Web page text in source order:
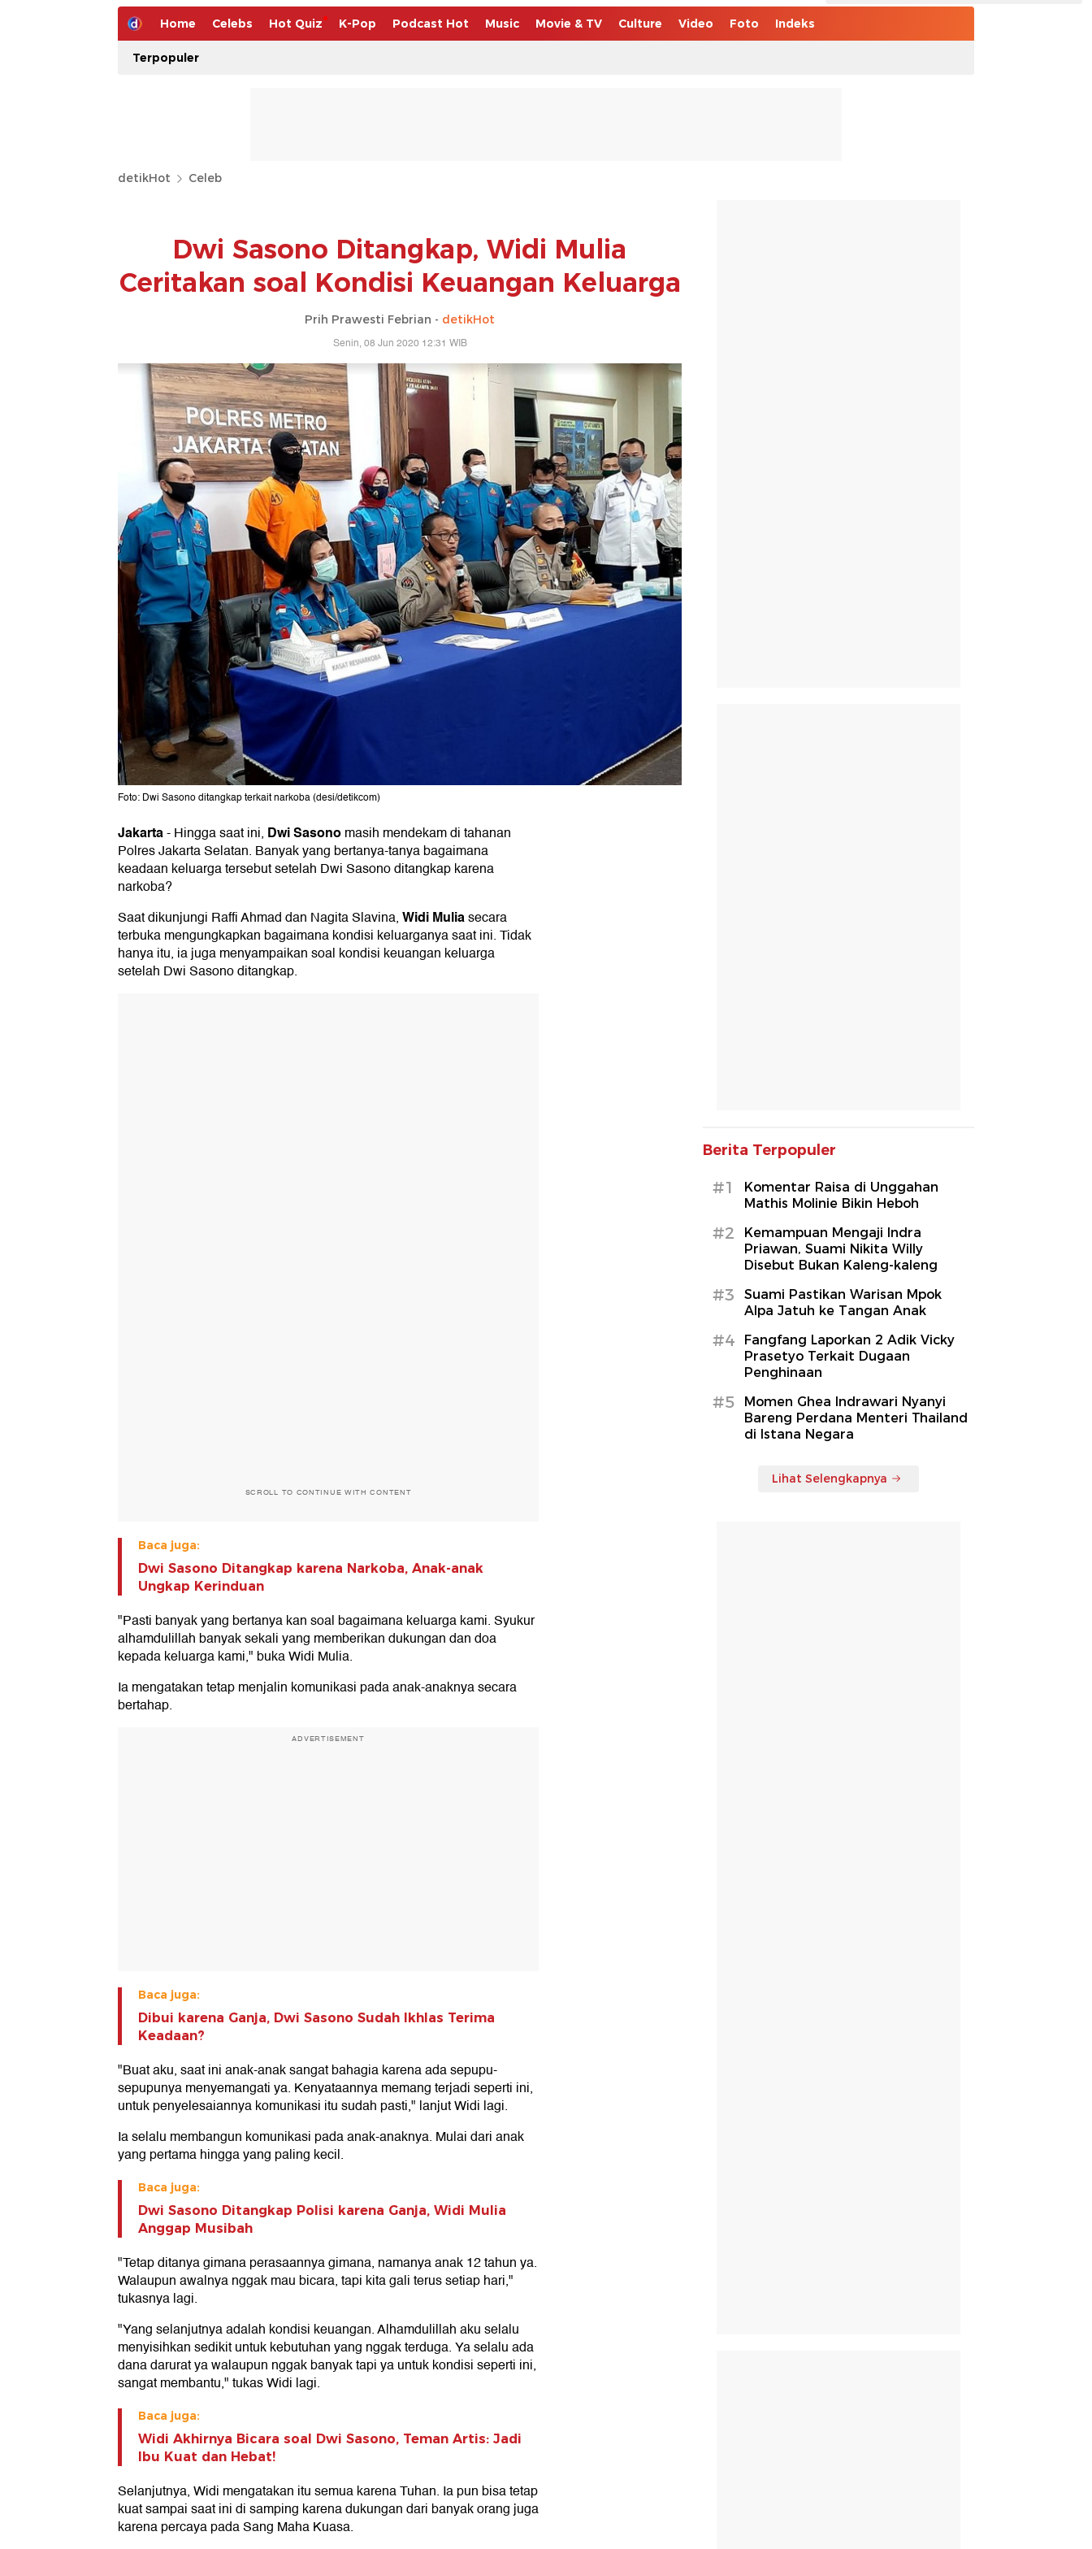
Home Celebs Hot Quiz K-Pop Podcast Hot Music Movie & TV Culture Video Foto Indeks
Terpopuler
detikHot Celeb
Dwi Sasono Ditangkap, Widi Mulia
Ceritakan soal Kondisi Keuangan Keluarga
Prih Prawesti Febrian - detikHot
Senin, 08 Jun 2020 12:31 WIB
Foto: Dwi Sasono ditangkap terkait narkoba (desi/detikcom)
Jakarta-Hingga saat ini, Dwi Sasonomasih mendekam di tahanan
Polres Jakarta Selatan. Banyak yang bertanya-tanya bagaimana
keadaan keluarga tersebut setelah Dwi Sasono ditangkap karena
narkoba?
Saat dikunjungi Raffi Ahmad dan Nagita Slavina,Widi Muliasecara
terbuka mengungkapkan bagaimana kondisi keluarganya saat ini. Tidak
hanya itu, ia juga menyampaikan soal kondisi keuangan keluarga
setelah Dwi Sasono ditangkap.
SCROLL TO CONTINUE WITH CONTENT
Baca juga:
Dwi Sasono Ditangkap karena Narkoba, Anak-anak
Ungkap Kerinduan
"Pasti banyak yang bertanya kan soal bagaimana keluarga kami. Syukur
alhamdulillah banyak sekali yang memberikan dukungan dan doa
kepada keluarga kami," buka Widi Mulia.
Ia mengatakan tetap menjalin komunikasi pada anak-anaknya secara
bertahap.
ADVERTISEMENT
Baca juga:
Dibui karena Ganja, Dwi Sasono Sudah Ikhlas Terima
Keadaan?
"Buat aku, saat ini anak-anak sangat bahagia karena ada sepupu-
sepupunya menyemangati ya. Kenyataannya memang terjadi seperti ini,
untuk penyelesaiannya komunikasi itu sudah pasti," lanjut Widi lagi.
Ia selalu membangun komunikasi pada anak-anaknya. Mulai dari anak
yang pertama hingga yang paling kecil.
Baca juga:
Dwi Sasono Ditangkap Polisi karena Ganja, Widi Mulia
Anggap Musibah
"Tetap ditanya gimana perasaannya gimana, namanya anak 12 tahun ya.
Walaupun awalnya nggak mau bicara, tapi kita gali terus setiap hari,"
tukasnya lagi.
"Yang selanjutnya adalah kondisi keuangan. Alhamdulillah aku selalu
menyisihkan sedikit untuk kebutuhan yang nggak terduga. Ya selalu ada
dana darurat ya walaupun nggak banyak tapi ya untuk kondisi seperti ini,
sangat membantu," tukas Widi lagi.
Baca juga:
Widi Akhirnya Bicara soal Dwi Sasono, Teman Artis: Jadi
Ibu Kuat dan Hebat!
Selanjutnya, Widi mengatakan itu semua karena Tuhan. Ia pun bisa tetap
kuat sampai saat ini di samping karena dukungan dari banyak orang juga
karena percaya pada Sang Maha Kuasa.
Berita Terpopuler
#1
Komentar Raisa di Unggahan
Mathis Molinie Bikin Heboh
#2
Kemampuan Mengaji Indra
Priawan, Suami Nikita Willy
Disebut Bukan Kaleng-kaleng
#3
Suami Pastikan Warisan Mpok
Alpa Jatuh ke Tangan Anak
#4
Fangfang Laporkan 2 Adik Vicky
Prasetyo Terkait Dugaan
Penghinaan
#5
Momen Ghea Indrawari Nyanyi
Bareng Perdana Menteri Thailand
di Istana Negara
Lihat Selengkapnya